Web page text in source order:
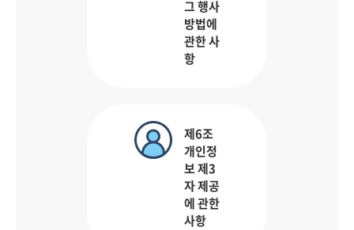
그 행사
방법에
관한 사
항
제6조
개인정
보 제3
자 제공
에 관한
사항